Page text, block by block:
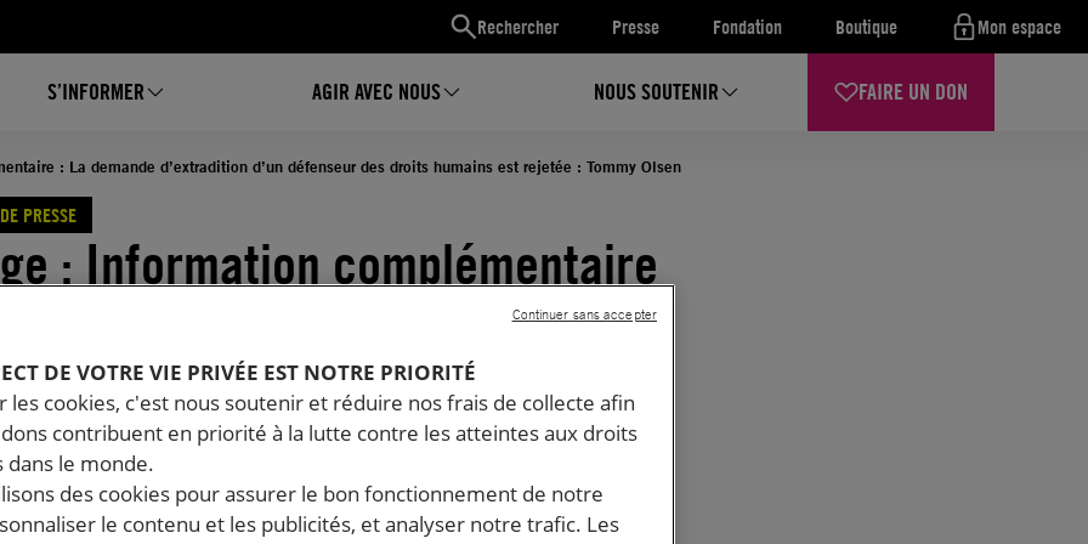
Rechercher Presse Fondation Boutique Mon espace
S’INFORMER AGIR AVEC NOUS NOUS SOUTENIR FAIRE UN DON
: La demande d’extradition d’un défenseur des droits humains est rejetée : Tommy Olsen
PRESSE
: Information complémentaire
des droits humains est
: Tommy Olsen
Temps de lecture estimé : 1 minute
DE VOTRE VIE PRIVÉE EST NOTRE PRIORITÉ
les cookies, c'est nous soutenir et réduire nos frais de collecte afin
contribuent en priorité à la lutte contre les atteintes aux droits
dans le monde.
des cookies pour assurer le bon fonctionnement de notre
le contenu et les publicités, et analyser notre trafic. Les
Continuer sans accepter